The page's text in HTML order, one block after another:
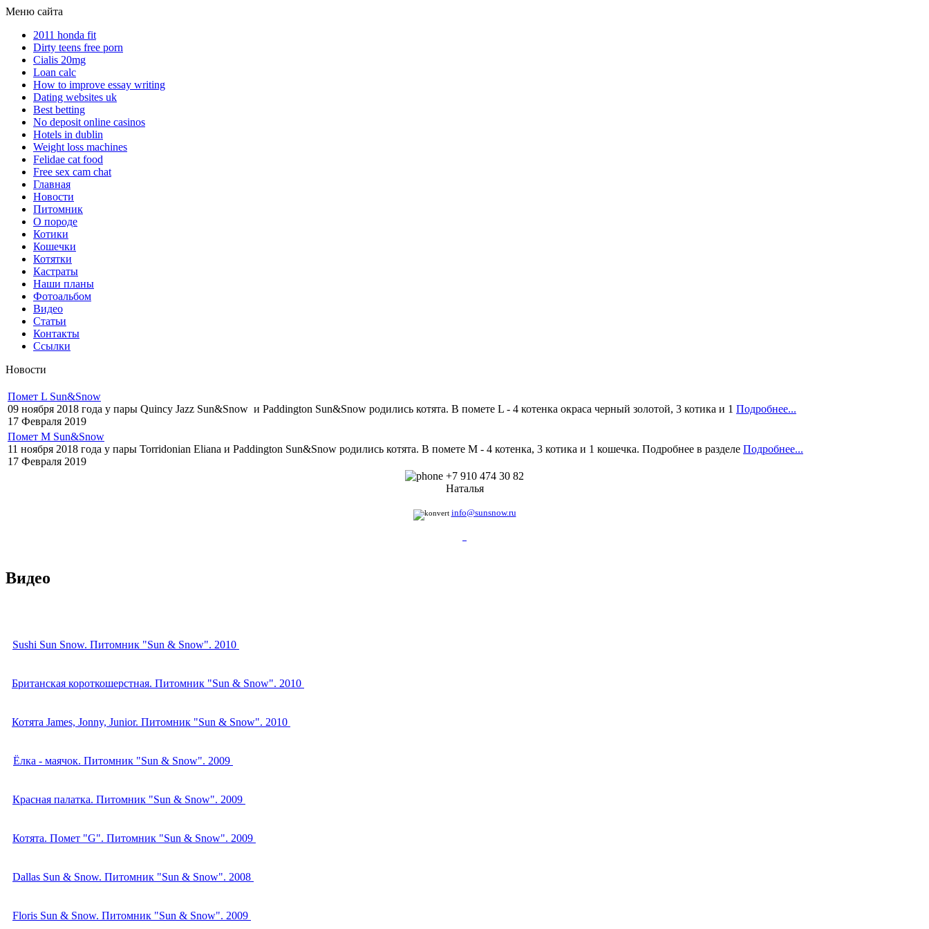
Меню сайта
2011 honda fit
Dirty teens free porn
Cialis 20mg
Loan calc
How to improve essay writing
Dating websites uk
Best betting
No deposit online casinos
Hotels in dublin
Weight loss machines
Felidae cat food
Free sex cam chat
Главная
Новости
Питомник
О породе
Котики
Кошечки
Котятки
Кастраты
Наши планы
Фотоальбом
Видео
Статьи
Контакты
Ссылки
Новости
Помет L Sun&Snow
09 ноября 2018 года у пары Quincy Jazz Sun&Snow и Paddington Sun&Snow родились котята. В помете L - 4 котенка окраса черный золотой, 3 котика и 1 Подробнее...
17 Февраля 2019
Помет M Sun&Snow
11 ноября 2018 года у пары Torridonian Eliana и Paddington Sun&Snow родились котята. В помете М - 4 котенка, 3 котика и 1 кошечка. Подробнее в разделе Подробнее...
17 Февраля 2019
+7 910 474 30 82
Наталья
info@sunsnow.ru
Видео
Sushi Sun Snow. Питомник "Sun & Snow". 2010
Британская короткошерстная. Питомник "Sun & Snow". 2010
Котята James, Jonny, Junior. Питомник "Sun & Snow". 2010
Ёлка - маячок. Питомник "Sun & Snow". 2009
Красная палатка. Питомник "Sun & Snow". 2009
Котята. Помет "G". Питомник "Sun & Snow". 2009
Dallas Sun & Snow. Питомник "Sun & Snow". 2008
Floris Sun & Snow. Питомник "Sun & Snow". 2009